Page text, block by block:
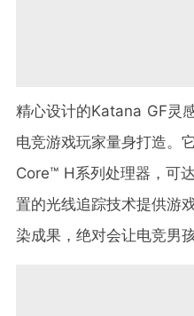
精心设计的Katana GF灵
电竞游戏玩家量身打造。
Core™ H系列处理器，可
置的光线追踪技术提供游
染成果，绝对会让电竞男